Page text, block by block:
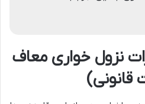
نزول خواری معاف
قانونی)